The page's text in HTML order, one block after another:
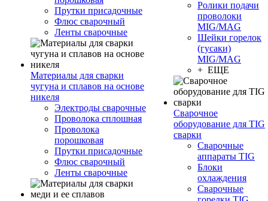
Прутки присадочные
Флюс сварочный
Ленты сварочные
Материалы для сварки
чугуна и сплавов на основе
никеля
Электроды сварочные
Проволока сплошная
Проволока
порошковая
Прутки присадочные
Флюс сварочный
Ленты сварочные
Ролики подачи
проволоки
MIG/MAG
Шейки горелок
(гусаки)
MIG/MAG
+ ЕЩЕ
Сварочное
оборудование для TIG
сварки
Сварочные
аппараты TIG
Блоки
охлаждения
Сварочные